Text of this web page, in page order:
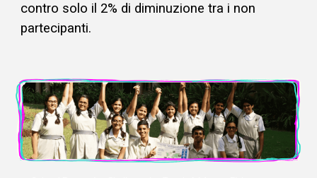
contro solo il 2% di diminuzione tra i non
partecipanti.